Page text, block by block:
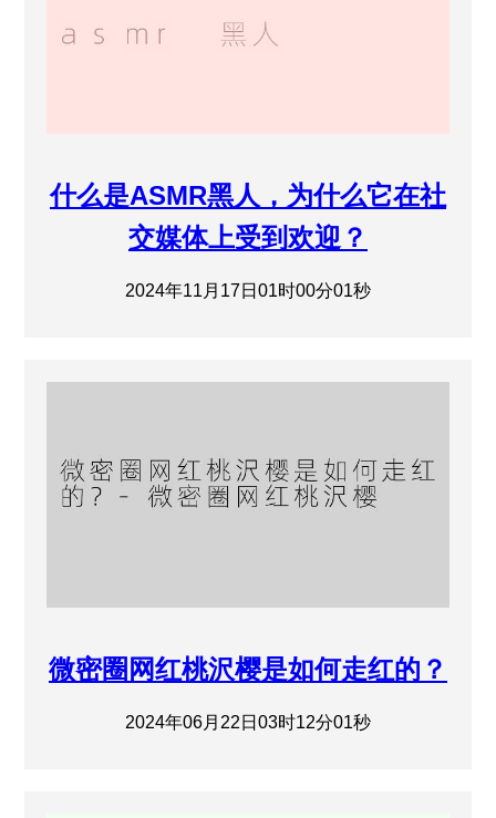
什么是ASMR黑人，为什么它在社
交媒体上受到欢迎？
2024年11月17日01时00分01秒
微密圈网红桃沢樱是如何走红的？
2024年06月22日03时12分01秒